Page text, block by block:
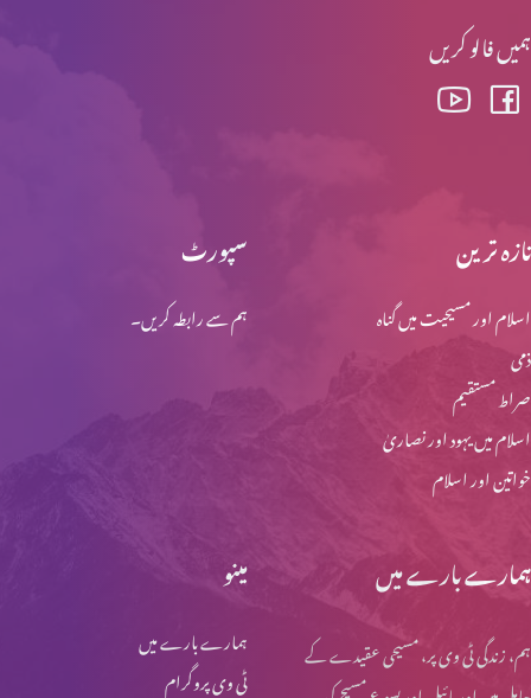
یسوع مسیح کی گرفتاری اور عدالت
ہمیں فالو کریں
سپورٹ
ہم سے رابطہ کریں۔
تازہ ترین
اسلام اور مسیحیت میں گناہ
ذمی
صراط مستقیم
اسلام میں یہود اور نصاریٰ
خواتین اور اسلام
مینو
ہمارے بارے میں
ٹی وی پروگرام
ہمارے بارے میں
ہم، زندگی ٹی وی پر، مسیحی عقیدے کے